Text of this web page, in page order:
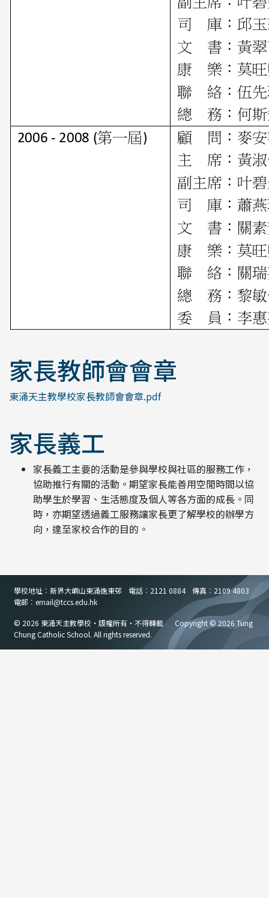
家長教師會會章
東涌天主教學校家長教師會會章.pdf
家長義工
家長義工主要的活動是參與學校與社區的服務工作，
協助推行有關的活動。期望家長能善用空閒時間以協
助學生於學習、生活態度及個人等各方面的成長。同
時，亦期望透過義工服務讓家長更了解學校的辦學方
向，達至家校合作的目的。
學校地址︰新界大嶼山東涌逸東邨 電話︰2121 0884
傳真︰2109 4803
電郵︰email@tccs.edu.hk
© 2026 東涌天主教學校・版權所有・不得轉載
Copyright © 2026 Tung
Chung Catholic School. All rights reserved.